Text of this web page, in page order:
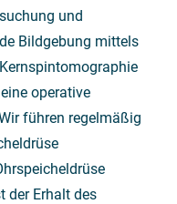
und
Bildgebung mittels
operative
führen regelmäßig
der Erhalt des